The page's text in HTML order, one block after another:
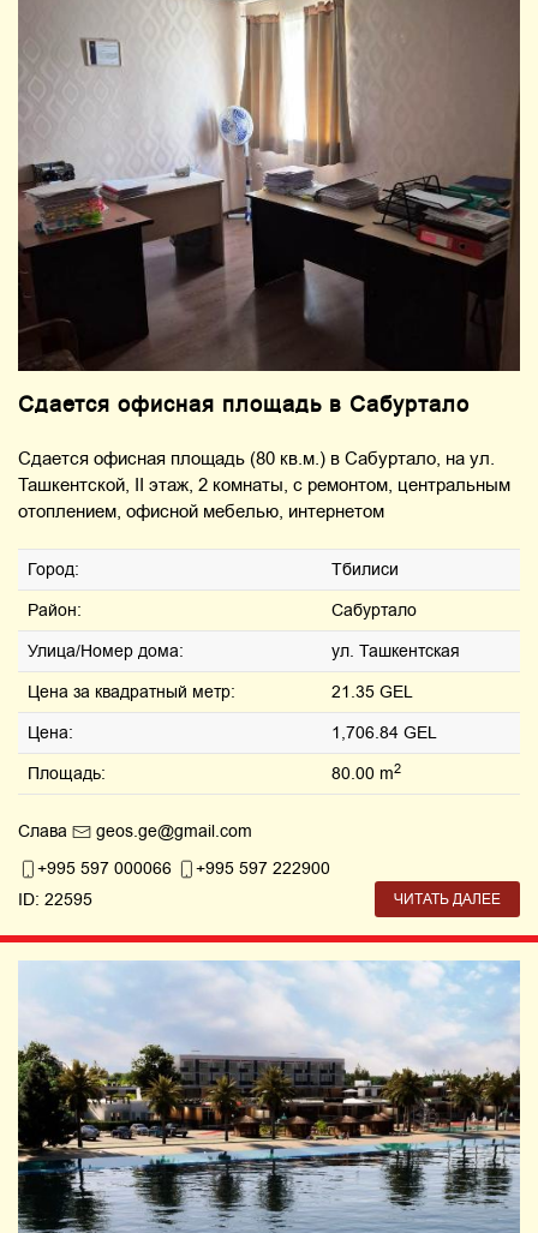
Сдается офисная площадь в Сабуртало
Сдается офисная площадь (80 кв.м.) в Сабуртало, на ул.
Ташкентской, II этаж, 2 комнаты, с ремонтом, центральным
отоплением, офисной мебелью, интернетом
Город:
Тбилиси
Район:
Сабуртало
Улица/Номер дома:
ул. Ташкентская
Цена за квадратный метр:
21.35 GEL
Цена:
1,706.84 GEL
Площадь:
80.00 m2
Слава
geos.ge@gmail.com
+995 597 000066
+995 597 222900
ID: 22595
ЧИТАТЬ ДАЛЕЕ